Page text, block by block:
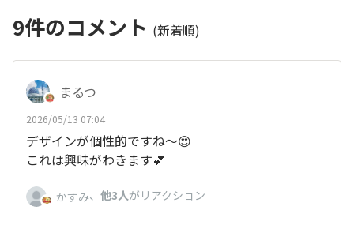
9件のコメント (新着順)
まるつ
2026/05/13 07:04
デザインが個性的ですね〜😍
これは興味がわきます💕
かすみ、 他3人がリアクション